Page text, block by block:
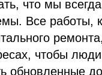
что мы
Все работы,
чтобы
обновленные